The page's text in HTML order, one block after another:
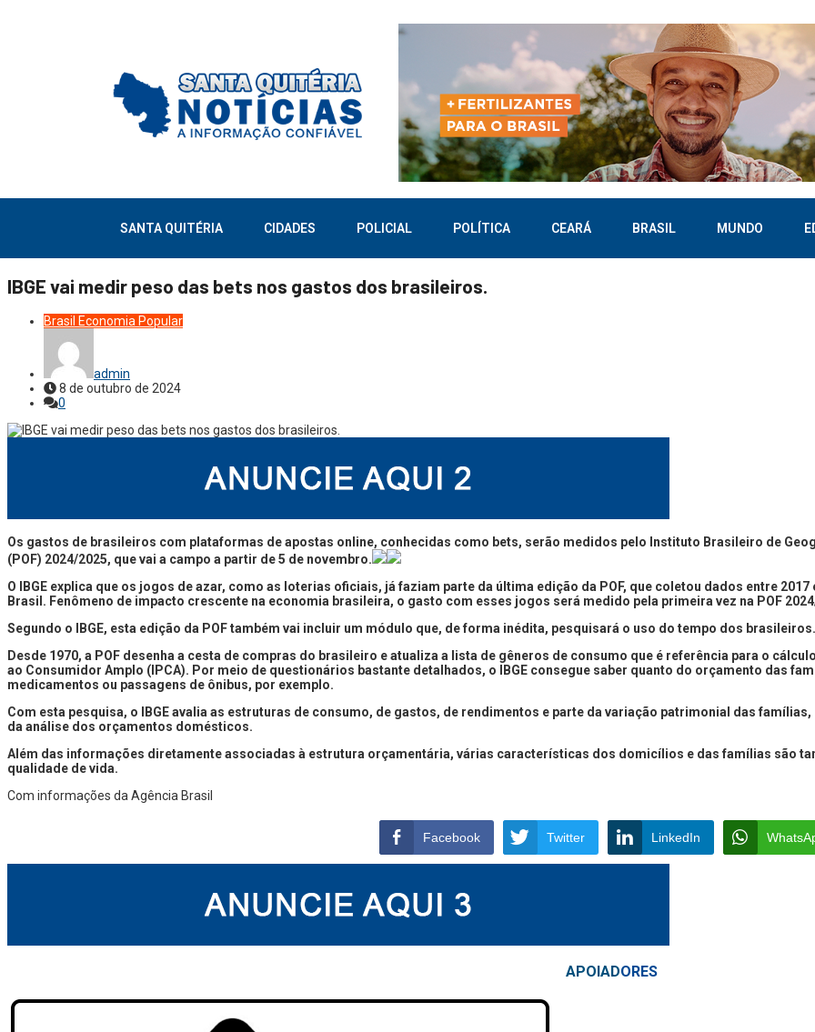
SANTA QUITÉRIA CIDADES POLICIAL POLÍTICA CEARÁ BRASIL MUNDO
IBGE vai medir peso das bets nos gastos dos brasileiros.
Brasil Economia Popular
admin
8 de outubro de 2024
0
Os gastos de brasileiros com plataformas de apostas online, conhecidas como bets, serão medidos pelo Instituto Brasileiro de
(POF) 2024/2025, que vai a campo a partir de 5 de novembro.
O IBGE explica que os jogos de azar, como as loterias oficiais, já faziam parte da última edição da POF, que coletou dados entre
Brasil. Fenômeno de impacto crescente na economia brasileira, o gasto com esses jogos será medido pela primeira vez na POF
Segundo o IBGE, esta edição da POF também vai incluir um módulo que, de forma inédita, pesquisará o uso do tempo dos brasileiros.
Desde 1970, a POF desenha a cesta de compras do brasileiro e atualiza a lista de gêneros de consumo que é referência para o
ao Consumidor Amplo (IPCA). Por meio de questionários bastante detalhados, o IBGE consegue saber quanto do orçamento das
medicamentos ou passagens de ônibus, por exemplo.
Com esta pesquisa, o IBGE avalia as estruturas de consumo, de gastos, de rendimentos e parte da variação patrimonial das
da análise dos orçamentos domésticos.
Além das informações diretamente associadas à estrutura orçamentária, várias características dos domicílios e das famílias são
qualidade de vida.
Com informações da Agência Brasil
Facebook Twitter LinkedIn
APOIADORES